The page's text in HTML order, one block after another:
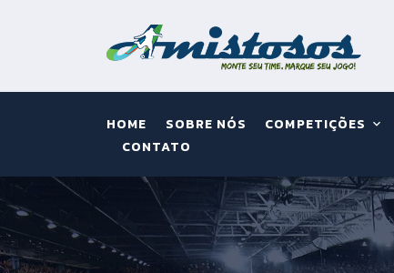
HOME SOBRE NÓS COMPETIÇÕES
CONTATO